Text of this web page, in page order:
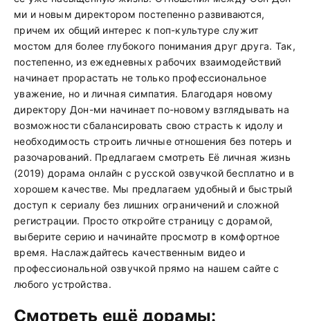
ми и новым директором постепенно развиваются,
причем их общий интерес к поп-культуре служит
мостом для более глубокого понимания друг друга. Так,
постепенно, из ежедневных рабочих взаимодействий
начинает прорастать не только профессиональное
уважение, но и личная симпатия. Благодаря новому
директору Дон-ми начинает по-новому взглядывать на
возможности сбалансировать свою страсть к идолу и
необходимость строить личные отношения без потерь и
разочарований. Предлагаем смотреть Её личная жизнь
(2019) дорама онлайн с русской озвучкой бесплатно и в
хорошем качестве. Мы предлагаем удобный и быстрый
доступ к сериалу без лишних ограничений и сложной
регистрации. Просто откройте страницу с дорамой,
выберите серию и начинайте просмотр в комфортное
время. Наслаждайтесь качественным видео и
профессиональной озвучкой прямо на нашем сайте с
любого устройства.
Смотреть ещё дорамы: